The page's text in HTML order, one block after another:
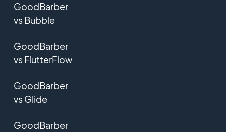
GoodBarber
vs Bubble
GoodBarber
vs FlutterFlow
GoodBarber
vs Glide
GoodBarber